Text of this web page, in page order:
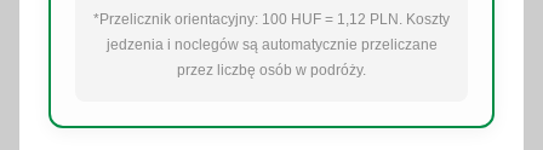
*Przelicznik orientacyjny: 100 HUF = 1,12 PLN. Koszty
jedzenia i noclegów są automatycznie przeliczane
przez liczbę osób w podróży.